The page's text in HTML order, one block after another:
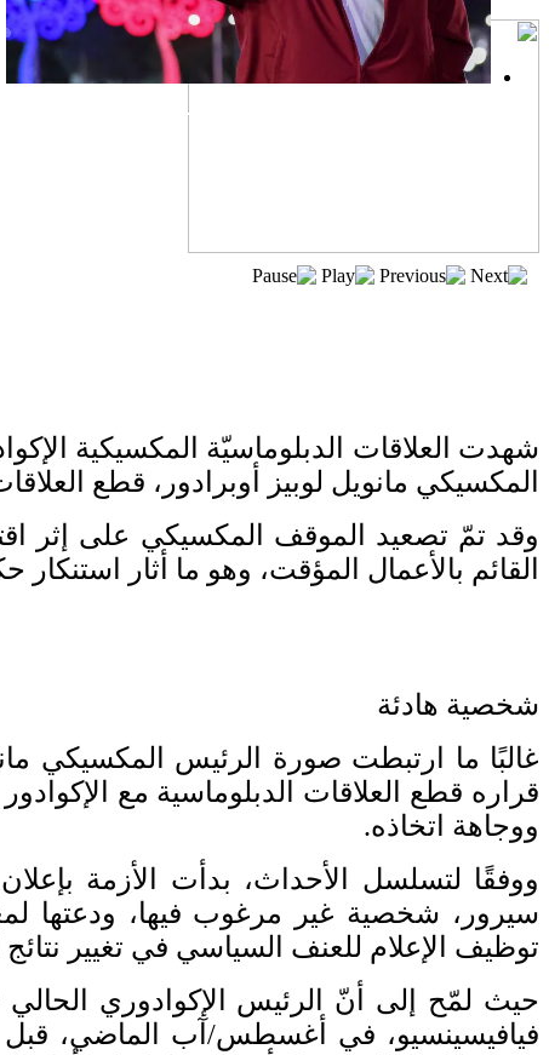
المكسيكي مانويل لوبيز أوبرادور، قطع
وقد تمّ تصعيد الموقف المكسيكي على إثر
القائم بالأعمال المؤقت، وهو ما أثار استنكار
شخصية هادئة
غالبًا ما ارتبطت صورة الرئيس المكسيكي
قراره قطع العلاقات الدبلوماسية مع
ووجاهة اتخاذه.
ووفقًا لتسلسل الأحداث، بدأت الأزمة
سيرور، شخصية غير مرغوب فيها، ودعتها
توظيف الإعلام للعنف السياسي في تغيير نتائج
حيث لمّح إلى أنّ الرئيس الإكوادوري
فيافيسينسيو، في أغسطس/آب الماضي، قبل